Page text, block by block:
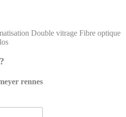
Double vitrage Fibre optique
rennes